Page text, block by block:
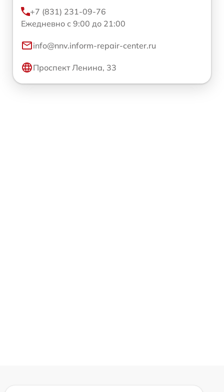
+7 (831) 231-09-76
Ежедневно с 9:00 до 21:00
info@nnv.inform-repair-center.ru
Проспект Ленина, 33